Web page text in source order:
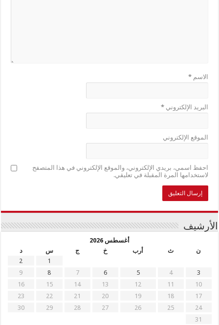
الاسم*
البريد الإلكتروني*
الموقع الإلكتروني
احفظ اسمي، بريدي الإلكتروني، والموقع الإلكتروني في هذا المتصفح
لاستخدامها المرة المقبلة في تعليقي.
الأرشيف
أغسطس 2026
ن
ث أرب خ ج س
د
1
2
3
4
5
6
7
8
9
10
11
12
13
14
15
16
17
18
19
20
21
22
23
24
25
26
27
28
29
30
31